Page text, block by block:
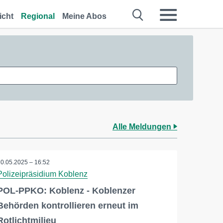
Regional Meine Abos
Alle Meldungen
– 16:52
Koblenz
PPKO: Koblenz - Koblenzer
kontrollieren erneut im